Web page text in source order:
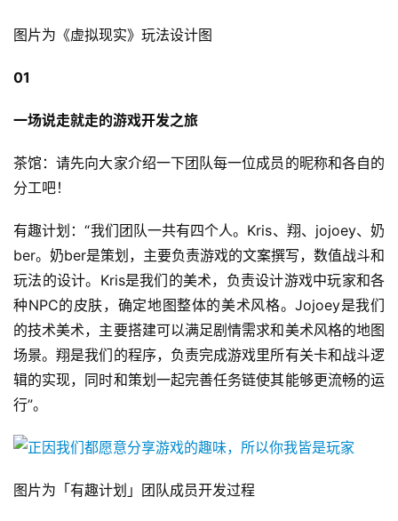
图片为《虚拟现实》玩法设计图
01
一场说走就走的游戏开发之旅
茶馆：请先向大家介绍一下团队每一位成员的昵称和各自的
分工吧！
有趣计划：“我们团队一共有四个人。Kris、翔、jojoey、奶
ber。奶ber是策划，主要负责游戏的文案撰写，数值战斗和
玩法的设计。Kris是我们的美术，负责设计游戏中玩家和各
种NPC的皮肤，确定地图整体的美术风格。Jojoey是我们
的技术美术，主要搭建可以满足剧情需求和美术风格的地图
场景。翔是我们的程序，负责完成游戏里所有关卡和战斗逻
辑的实现，同时和策划一起完善任务链使其能够更流畅的运
行”。
图片为「有趣计划」团队成员开发过程